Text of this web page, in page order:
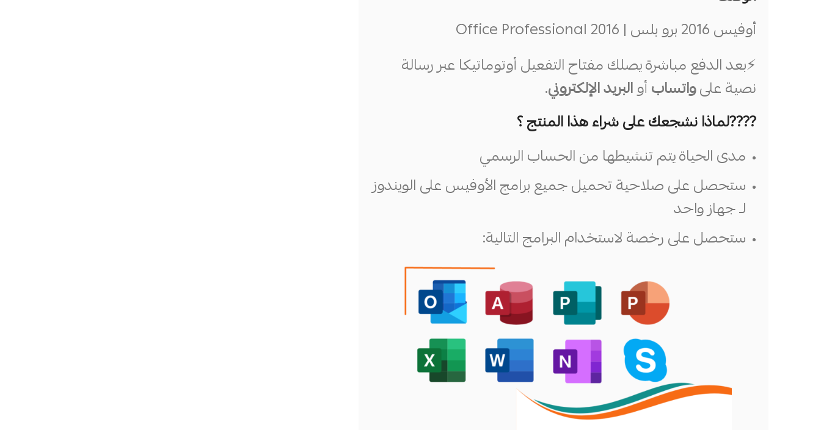
أوفيس 2016 برو بلس | Office Professional 2016
⚡️بعد الدفع مباشرة يصلك مفتاح التفعيل أوتوماتيكا عبر رسالة
نصية علىواتساب أوالبريد الإلكتروني.
????لماذا نشجعك على شراء هذا المنتج ؟
مدى الحياة يتم تنشيطها من الحساب الرسمي
ستحصل على صلاحية تحميل جميع برامج الأوفيس على الويندوز
لـ جهاز واحد
ستحصل على رخصة لاستخدام البرامج التالية: